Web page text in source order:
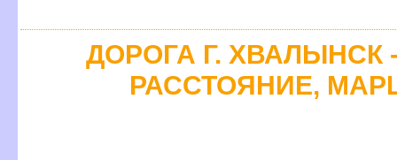
ДОРОГА Г. ХВАЛЫНСК
РАССТОЯНИЕ,